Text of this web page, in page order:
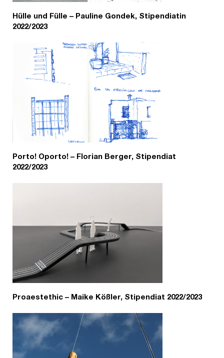
Hülle und Fülle – Pauline Gondek, Stipendiatin
2022/2023
Porto! Oporto! – Florian Berger, Stipendiat
2022/2023
Proaestethic – Maike Kößler, Stipendiat 2022/2023